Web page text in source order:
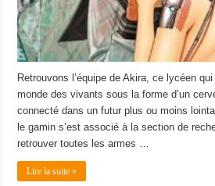
Retrouvons l’équipe de Akira, ce lycéen
monde des vivants sous la forme d’un
connecté dans un futur plus ou moins
le gamin s’est associé à la section de
retrouver toutes les armes …
Lire la suite »